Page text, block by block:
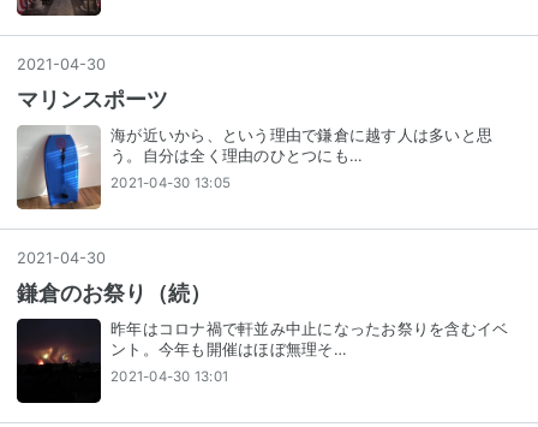
2021 -04-30
マリンスポーツ
海が近いから、という理由で鎌倉に越す人は多いと思
う。自分は全く理由のひとつにも…
2021-04-30 13:05
2021 -04-30
鎌倉のお祭り（続）
昨年はコロナ禍で軒並み中止になったお祭りを含むイベ
ント。今年も開催はほぼ無理そ…
2021-04-30 13:01